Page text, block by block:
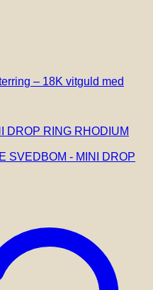
– 18K vitguld med